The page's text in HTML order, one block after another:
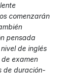
comenzarán
pensada
de inglés
examen
de duración-